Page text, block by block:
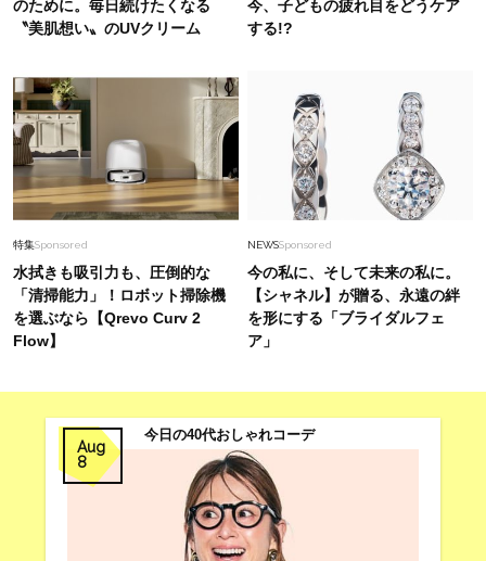
のために。毎日続けたくなる
〝美肌想い〟のUVクリーム
今、子どもの疲れ目をどうケア
する!?
特集Sponsored
水拭きも吸引力も、圧倒的な
「清掃能力」！ロボット掃除機
を選ぶなら【Qrevo Curv 2
Flow】
NEWSSponsored
今の私に、そして未来の私に。
【シャネル】が贈る、永遠の絆
を形にする「ブライダルフェ
ア」
Aug
8
今日の40代おしゃれコーデ